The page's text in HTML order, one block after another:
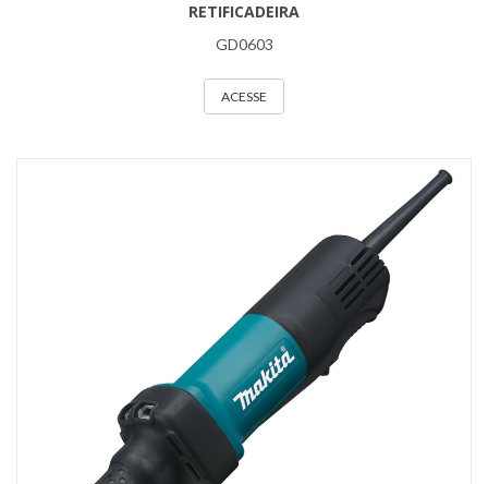
RETIFICADEIRA
GD0603
ACESSE